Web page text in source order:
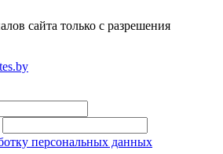
сайта только с разрешения
персональных данных